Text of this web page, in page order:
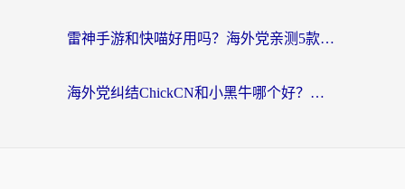
雷神手游和快喵好用吗？海外党亲测5款回国加速器，附斧牛Bling对比+微信视频号解决办法
海外党纠结ChickCN和小黑牛哪个好？一篇帮你选对回国加速器的实用指南